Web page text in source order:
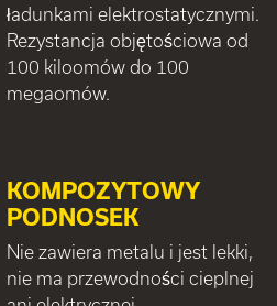
ładunkami elektrostatycznymi.
Rezystancja objętościowa od
100 kiloomów do 100
megaomów.
KOMPOZYTOWY
PODNOSEK
Nie zawiera metalu i jest lekki,
nie ma przewodności cieplnej